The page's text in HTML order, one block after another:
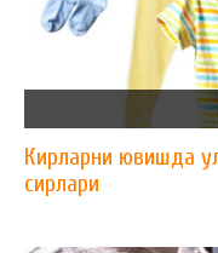
Кирларни ювишда
сирлари